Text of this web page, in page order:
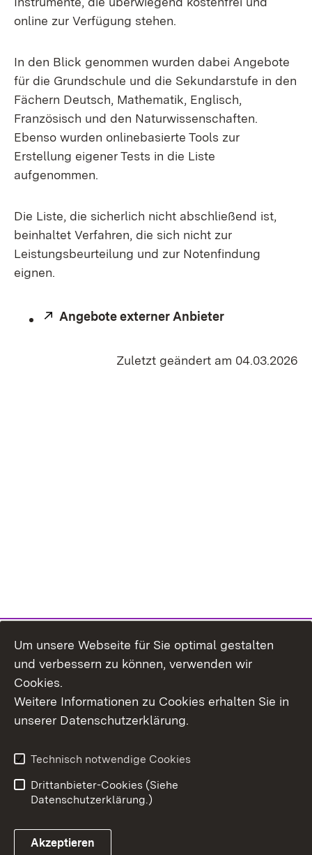
online zur Verfügung stehen.
In den Blick genommen wurden dabei Angebote
für die Grundschule und die Sekundarstufe in den
Fächern Deutsch, Mathematik, Englisch,
Französisch und den Naturwissenschaften.
Ebenso wurden onlinebasierte Tools zur
Erstellung eigener Tests in die Liste
aufgenommen.
Die Liste, die sicherlich nicht abschließend ist,
beinhaltet Verfahren, die sich nicht zur
Leistungsbeurteilung und zur Notenfindung
eignen.
Extern:
Angebote externer Anbieter
Zuletzt geändert am 04.03.2026
Erklärung zur
Benutzungshinweise
Um unsere Webseite für Sie optimal gestalten
und verbessern zu können, verwenden wir
Cookies.
Weitere Informationen zu Cookies erhalten Sie in
unserer Datenschutzerklärung.
Technisch notwendige Cookies
Drittanbieter-Cookies (Siehe
Datenschutzerklärung.)
Akzeptieren